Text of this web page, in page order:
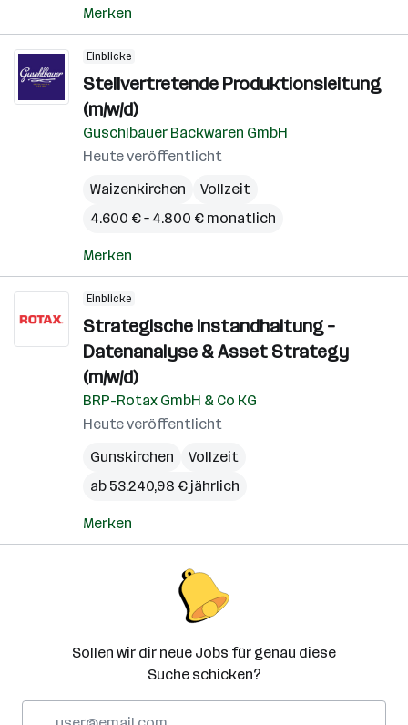
Merken
Einblicke
Stellvertretende Produktionsleitung
(m/w/d)
Guschlbauer Backwaren GmbH
Heute veröffentlicht
Waizenkirchen
Vollzeit
4.600 € – 4.800 € monatlich
Merken
Einblicke
Strategische Instandhaltung –
Datenanalyse & Asset Strategy
(m/w/d)
BRP-Rotax GmbH & Co KG
Heute veröffentlicht
Gunskirchen
Vollzeit
ab 53.240,98 € jährlich
Merken
Sollen wir dir neue Jobs für genau diese
Suche schicken?